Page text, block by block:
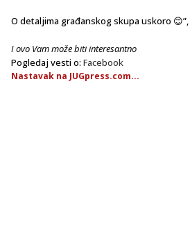
O detaljima građanskog skupa uskoro
I ovo Vam može biti interesantno
Pogledaj vesti o: Facebook
Nastavak na JUGpress.com...